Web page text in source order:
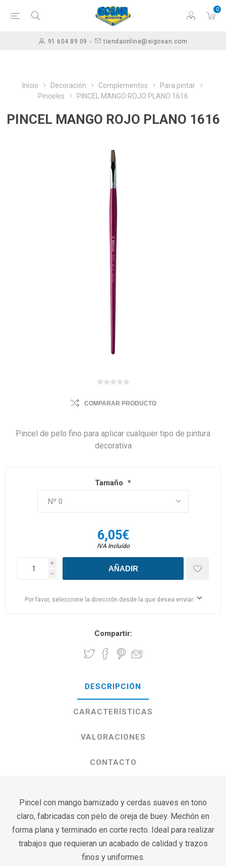
0
91 604 89 09 tiendaonline@sigosan.com
Inicio Decoración Complementos
Para pintar
Pinceles
PINCEL MANGO ROJO PLANO 1616
PINCEL MANGO ROJO PLANO 1616
COMPARAR PRODUCTO
Pincel de pelo fino para aplicar cualquier tipo de pintura
decorativa
Tamaño *
6,05€
IVA Incluído
i
h
Por favor, seleccione la dirección desde la que desea enviar
Compartir:
DESCRIPCIÓN
CARACTERÍSTICAS
VALORACIONES
CONTACTO
Pincel con mango barnizado y cerdas suaves en tono
claro, fabricadas con pelo de oreja de buey. Mechón en
forma plana y terminado en corte recto. Ideal para realizar
trabajos que requieran un acabado de calidad y trazos
finos y uniformes.